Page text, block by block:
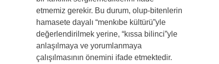
etmemiz gerekir. Bu durum, olup-bitenlerin
hamasete dayalı “menkıbe kültürü”yle
değerlendirilmek yerine, “kıssa bilinci”yle
anlaşılmaya ve yorumlanmaya
çalışılmasının önemini ifade etmektedir.